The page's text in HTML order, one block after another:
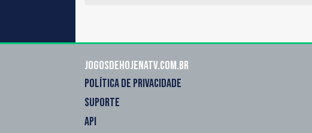
Jogosdehojenatv.com.br
POLÍTICA DE PRIVACIDADE
SUPORTE
API